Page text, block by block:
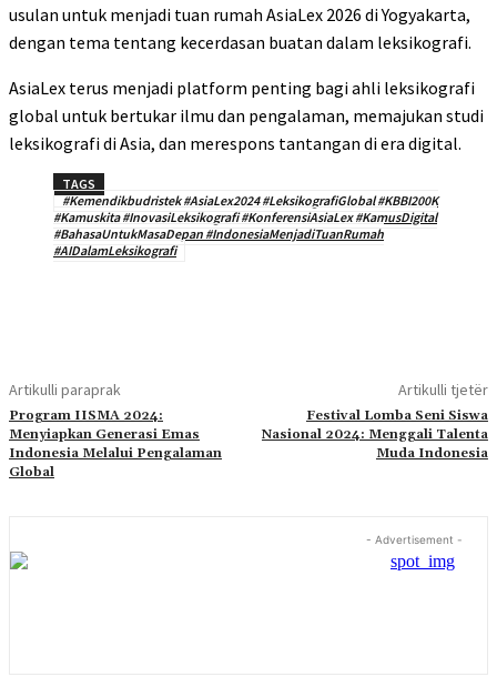
usulan untuk menjadi tuan rumah AsiaLex 2026 di Yogyakarta,
dengan tema tentang kecerdasan buatan dalam leksikografi.
AsiaLex terus menjadi platform penting bagi ahli leksikografi
global untuk bertukar ilmu dan pengalaman, memajukan studi
leksikografi di Asia, dan merespons tantangan di era digital.
TAGS
#Kemendikbudristek #AsiaLex2024 #LeksikografiGlobal #KBBI200K
#Kamuskita #InovasiLeksikografi #KonferensiAsiaLex #KamusDigital
#BahasaUntukMasaDepan #IndonesiaMenjadiTuanRumah
#AIDalamLeksikografi
Artikulli paraprak
Program IISMA 2024:
Menyiapkan Generasi Emas
Indonesia Melalui Pengalaman
Global
Artikulli tjetër
Festival Lomba Seni Siswa
Nasional 2024: Menggali Talenta
Muda Indonesia
- Advertisement -